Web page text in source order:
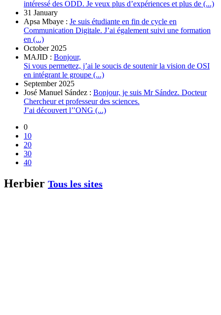
intéressé des ODD. Je veux plus d’expériences et plus de (...)
31 January
Apsa Mbaye : Je suis étudiante en fin de cycle en
Communication Digitale. J’ai également suivi une formation
en (...)
October 2025
MAJID : Bonjour,
Si vous permettez, j’ai le soucis de soutenir la vision de OSI
en intégrant le groupe (...)
September 2025
José Manuel Sández : Bonjour, je suis Mr Sández. Docteur
Chercheur et professeur des sciences.
J’ai découvert l’’ONG (...)
0
10
20
30
40
Herbier Tous les sites